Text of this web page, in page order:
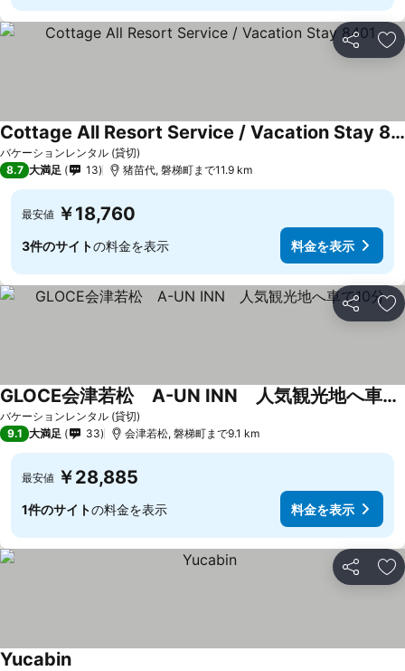
シェア お
バケーションレンタル (貸切)
Cottage All Resort Service / Vacation Stay 8401
8.7 大満足 13 猪苗代, 磐梯町まで11.9 km
最安値 ￥18,760
3件のサイトの料金を表示 料金を表示
シェア お
バケーションレンタル (貸切)
GLOCE会津若松 A-UN INN 人気観光地へ車で10分
9.1 大満足 33 会津若松, 磐梯町まで9.1 km
最安値 ￥28,885
1件のサイトの料金を表示 料金を表示
シェア お
Yucabin